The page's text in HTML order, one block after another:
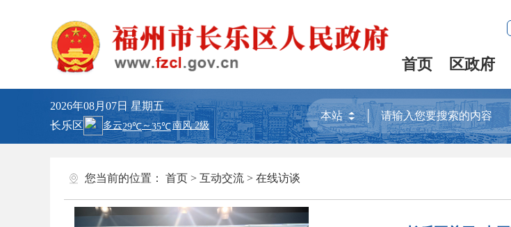
首页 区政府
2026年08月07日 星期五
长乐区
您当前的位置： 首页 > 互动交流 > 在线访谈